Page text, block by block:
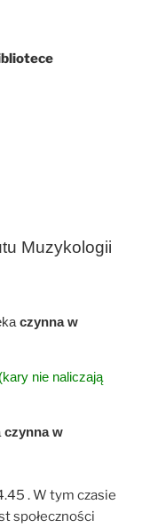
Muzykologii
czynna w
(kary nie naliczają
czynna w
. W tym czasie
społeczności